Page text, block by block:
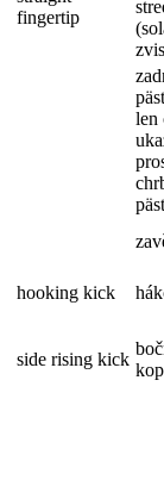
fingertip
len
hooking kick
side rising kick
kop